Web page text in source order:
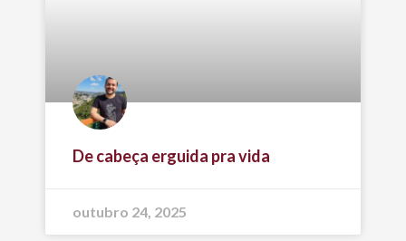
De cabeça erguida pra vida
outubro 24, 2025